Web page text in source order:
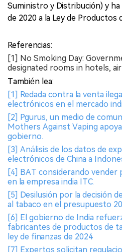
Suministro y Distribución) y
de 2020 a la Ley de Productos
Referencias:
[1] No Smoking Day:
designated rooms in hotels,
También lea:
[1] Redada contra la venta
electrónicos en el mercado
[2] Pgurus, un medio de
Mothers Against Vaping
gobierno.
[3] Análisis de los datos de
electrónicos de China a
[4] BAT considerando vender
en la empresa india ITC.
[5] Desilusión por la decisión
al tabaco en el presupuesto
[6] El gobierno de India
fabricantes de productos de
ley de finanzas de 2024
[7] Expertos solicitan